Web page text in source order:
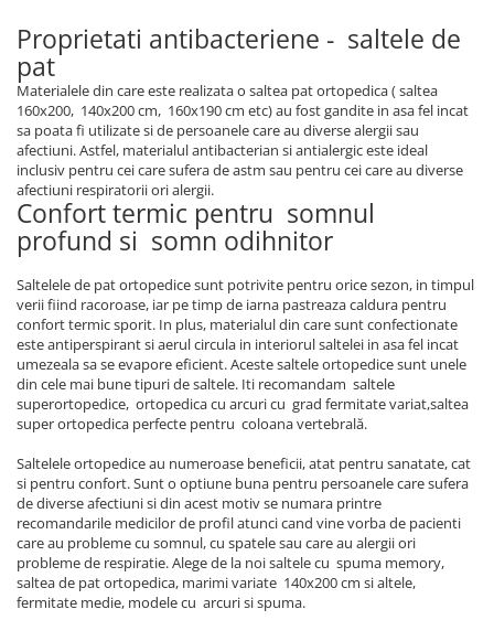
Proprietati antibacteriene - saltele de
pat
Materialele din care este realizata o saltea pat ortopedica ( saltea
160x200, 140x200 cm, 160x190 cm etc) au fost gandite in asa fel incat
sa poata fi utilizate si de persoanele care au diverse alergii sau
afectiuni. Astfel, materialul antibacterian si antialergic este ideal
inclusiv pentru cei care sufera de astm sau pentru cei care au diverse
afectiuni respiratorii ori alergii.
Confort termic pentru somnul
profund si somn odihnitor
Saltelele de pat ortopedice sunt potrivite pentru orice sezon, in timpul
verii fiind racoroase, iar pe timp de iarna pastreaza caldura pentru
confort termic sporit. In plus, materialul din care sunt confectionate
este antiperspirant si aerul circula in interiorul saltelei in asa fel incat
umezeala sa se evapore eficient. Aceste saltele ortopedice sunt unele
din cele mai bune tipuri de saltele. Iti recomandam saltele
superortopedice, ortopedica cu arcuri cu grad fermitate variat,saltea
super ortopedica perfecte pentru coloana vertebrală.
Saltelele ortopedice au numeroase beneficii, atat pentru sanatate, cat
si pentru confort. Sunt o optiune buna pentru persoanele care sufera
de diverse afectiuni si din acest motiv se numara printre
recomandarile medicilor de profil atunci cand vine vorba de pacienti
care au probleme cu somnul, cu spatele sau care au alergii ori
probleme de respiratie. Alege de la noi saltele cu spuma memory,
saltea de pat ortopedica, marimi variate 140x200 cm si altele,
fermitate medie, modele cu arcuri si spuma.